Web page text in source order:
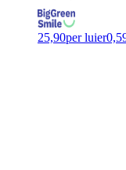
25,90per luier